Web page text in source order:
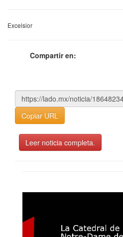
Excelsior
Compartir en:
Copiar URL
Leer noticia completa.